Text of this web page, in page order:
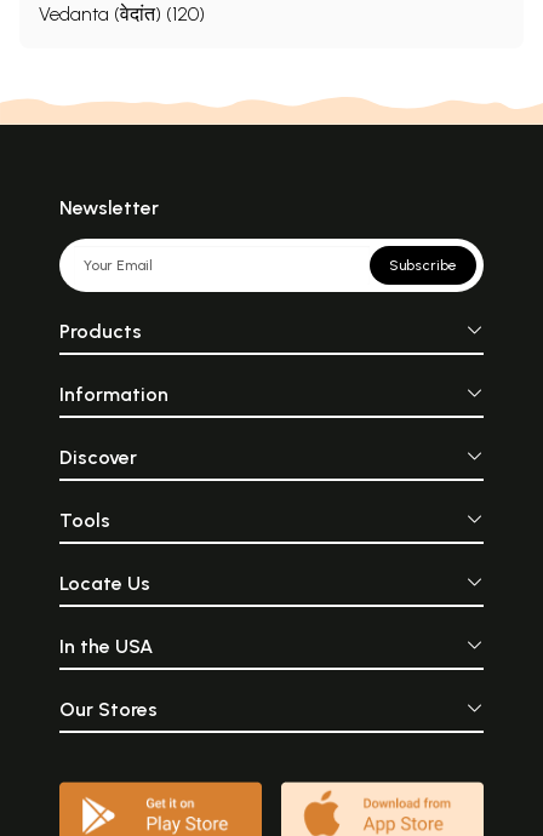
Vedanta (वेदांत) (120)
Newsletter
Subscribe
Products
Information
Discover
Tools
Locate Us
In the USA
Our Stores